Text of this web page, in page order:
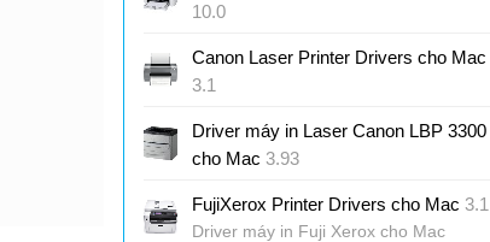
10.0
LBP3050
Canon Laser Printer Drivers cho Mac
3.1
Driver máy in Laser Canon LBP 3300
cho Mac 3.93
FujiXerox Printer Drivers cho Mac 3.1
Driver máy in Fuji Xerox cho Mac